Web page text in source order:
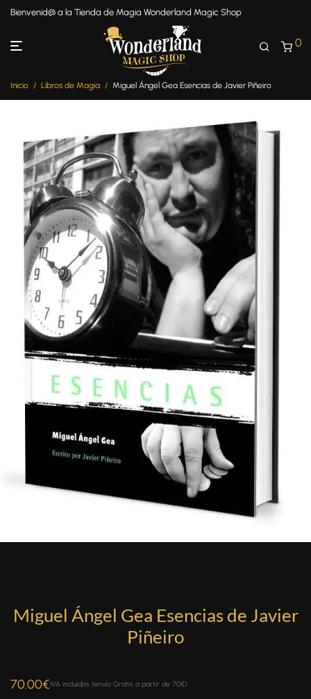
Bienvenid@ a la Tienda de Magia Wonderland Magic Shop
0
Inicio / Libros de Magia / Miguel Ángel Gea Esencias de Javier Piñeiro
Miguel Ángel Gea Esencias de Javier
Piñeiro
70.00€IVA incluidos (envío Gratis a partir de 70€)